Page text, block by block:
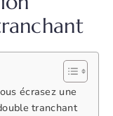
écrasez une
tranchant